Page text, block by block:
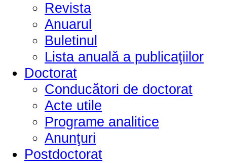
Revista
Anuarul
Buletinul
Lista anuală a publicaţiilor
Doctorat
Conducători de doctorat
Acte utile
Programe analitice
Anunţuri
Postdoctorat